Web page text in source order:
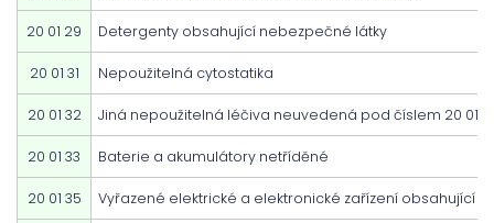
20 01 29 Detergenty obsahující nebezpečné látky
20 01 31 Nepoužitelná cytostatika
20 01 32 Jiná nepoužitelná léčiva neuvedená pod číslem 20 01 31
20 01 33 Baterie a akumulátory netříděné
20 01 35 Vyřazené elektrické a elektronické zařízení obsahující